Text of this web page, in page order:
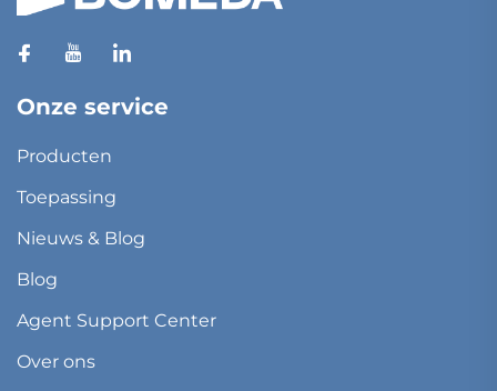
Onze service
Producten
Toepassing
Nieuws & Blog
Blog
Agent Support Center
Over ons